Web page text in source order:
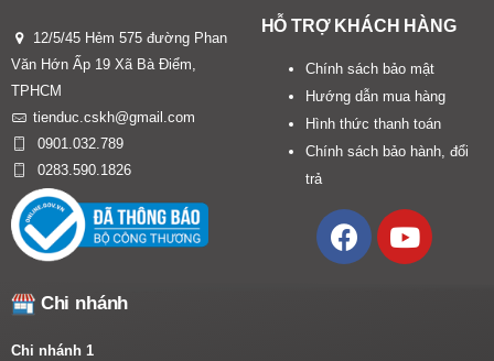
12/5/45 Hẻm 575 đường Phan
Văn Hớn Ấp 19 Xã Bà Điểm,
TPHCM
tienduc.cskh@gmail.com
0901.032.789
0283.590.1826
HỖ TRỢ KHÁCH HÀNG
Chính sách bảo mật
Hướng dẫn mua hàng
Hình thức thanh toán
Chính sách bảo hành, đổi
trả
Chi nhánh
Chi nhánh 1